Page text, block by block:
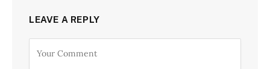
LEAVE A REPLY